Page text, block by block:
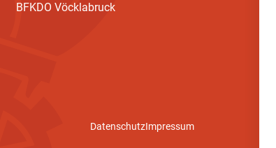
BFKDO Vöcklabruck
DatenschutzImpressum